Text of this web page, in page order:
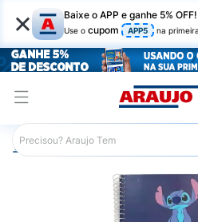
× Baixe o APP e ganhe 5% OFF!
Use o cupom APP5 na
Araujo Mercado